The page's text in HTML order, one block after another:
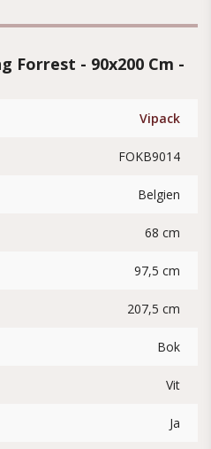
Forrest - 90x200 Cm -
Vipack
FOKB9014
Belgien
68 cm
97,5 cm
207,5 cm
Bok
Vit
Ja